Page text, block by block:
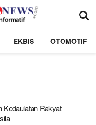
EKBIS OTOMOTIF
Kedaulatan Rakyat